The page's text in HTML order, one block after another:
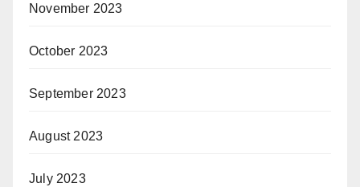
November 2023
October 2023
September 2023
August 2023
July 2023